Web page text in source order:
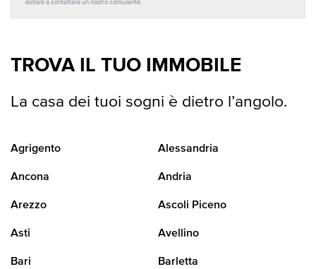
esitare a contattare un nostro consulente.
TROVA IL TUO IMMOBILE
La casa dei tuoi sogni è dietro l’angolo.
Agrigento Alessandria
Ancona Andria
Arezzo Ascoli Piceno
Asti Avellino
Bari Barletta